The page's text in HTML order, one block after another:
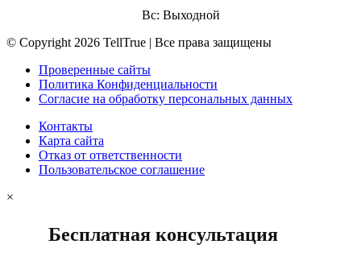
Вс: Выходной
© Copyright 2026 TellTrue | Все права защищены
Проверенные сайты
Политика Конфиденциальности
Согласие на обработку персональных данных
Контакты
Карта сайта
Отказ от ответственности
Пользовательское соглашение
×
Бесплатная консультация